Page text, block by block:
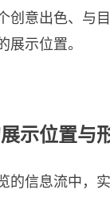
创意出色、与
示位置。
示位置与
的信息流中，